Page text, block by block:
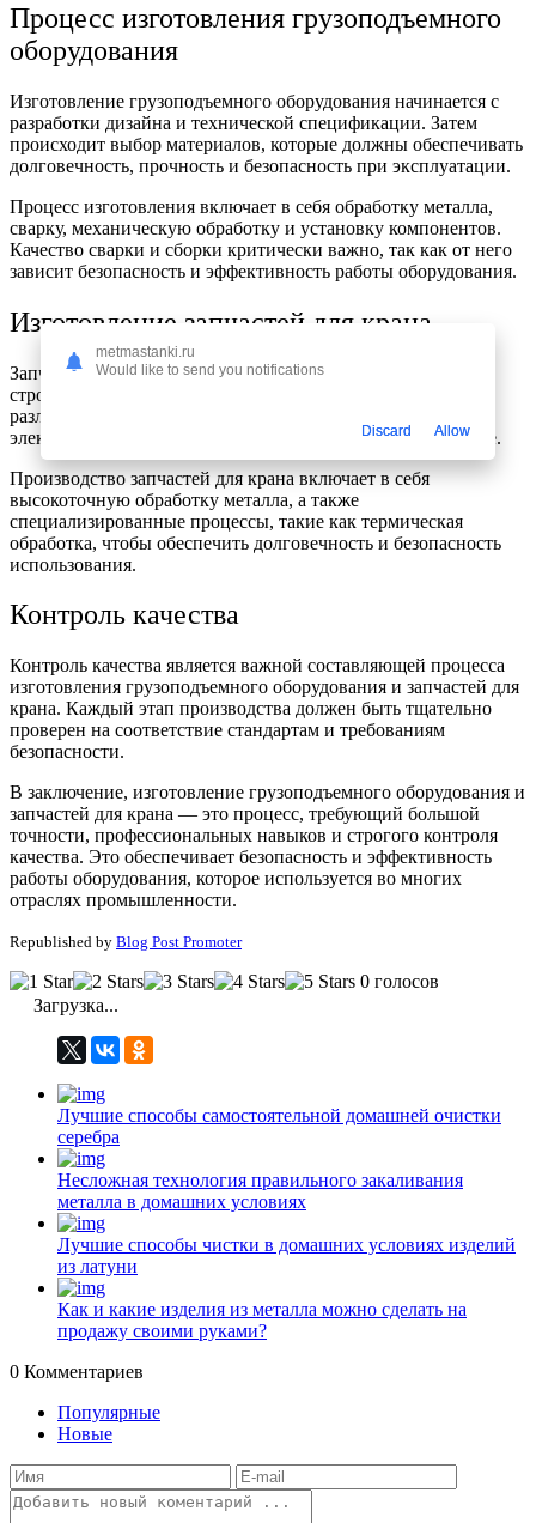
Процесс изготовления грузоподъемного
оборудования
Изготовление грузоподъемного оборудования начинается с
разработки дизайна и технической спецификации. Затем
происходит выбор материалов, которые должны обеспечивать
долговечность, прочность и безопасность при эксплуатации.
Процесс изготовления включает в себя обработку металла,
сварку, механическую обработку и установку компонентов.
Качество сварки и сборки критически важно, так как от него
зависит безопасность и эффективность работы оборудования.
Изготовление запчастей для крана
Запчасти для крана также требуют точного производства и
строгого контроля качества. Они могут включать в себя
различные компоненты, такие как крановые крюки, тросы,
электродвигатели, тормоза, гидросистемы и многое другое.
Производство запчастей для крана включает в себя
высокоточную обработку металла, а также
специализированные процессы, такие как термическая
обработка, чтобы обеспечить долговечность и безопасность
использования.
Контроль качества
Контроль качества является важной составляющей процесса
изготовления грузоподъемного оборудования и запчастей для
крана. Каждый этап производства должен быть тщательно
проверен на соответствие стандартам и требованиям
безопасности.
В заключение, изготовление грузоподъемного оборудования и
запчастей для крана — это процесс, требующий большой
точности, профессиональных навыков и строгого контроля
качества. Это обеспечивает безопасность и эффективность
работы оборудования, которое используется во многих
отраслях промышленности.
Republished by Blog Post Promoter
0 голосов
Загрузка...
Лучшие способы самостоятельной домашней очистки
серебра
Несложная технология правильного закаливания
металла в домашних условиях
Лучшие способы чистки в домашних условиях изделий
из латуни
Как и какие изделия из металла можно сделать на
продажу своими руками?
0 Комментариев
Популярные
Новые
metmastanki.ru
Would like to send you notifications
Discard Allow